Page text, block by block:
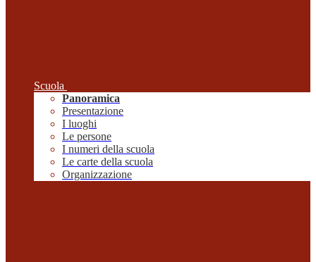
Scuola
Panoramica
Presentazione
I luoghi
Le persone
I numeri della scuola
Le carte della scuola
Organizzazione